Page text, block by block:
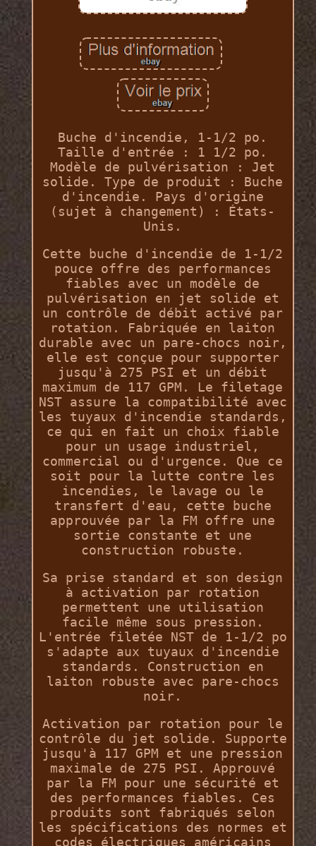
Buche d'incendie, 1-1/2 po.
Taille d'entrée : 1 1/2 po.
Modèle de pulvérisation : Jet
solide. Type de produit : Buche
d'incendie. Pays d'origine
(sujet à changement) : États-
Unis.
Cette buche d'incendie de 1-1/2
pouce offre des performances
fiables avec un modèle de
pulvérisation en jet solide et
un contrôle de débit activé par
rotation. Fabriquée en laiton
durable avec un pare-chocs noir,
elle est conçue pour supporter
jusqu'à 275 PSI et un débit
maximum de 117 GPM. Le filetage
NST assure la compatibilité avec
les tuyaux d'incendie standards,
ce qui en fait un choix fiable
pour un usage industriel,
commercial ou d'urgence. Que ce
soit pour la lutte contre les
incendies, le lavage ou le
transfert d'eau, cette buche
approuvée par la FM offre une
sortie constante et une
construction robuste.
Sa prise standard et son design
à activation par rotation
permettent une utilisation
facile même sous pression.
L'entrée filetée NST de 1-1/2 po
s'adapte aux tuyaux d'incendie
standards. Construction en
laiton robuste avec pare-chocs
noir.
Activation par rotation pour le
contrôle du jet solide. Supporte
jusqu'à 117 GPM et une pression
maximale de 275 PSI. Approuvé
par la FM pour une sécurité et
des performances fiables. Ces
produits sont fabriqués selon
les spécifications des normes et
codes électriques américains